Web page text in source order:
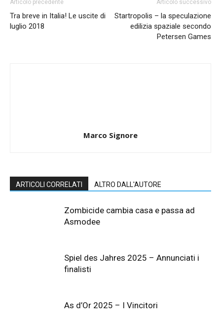
Articolo precedente
Tra breve in Italia! Le uscite di
luglio 2018
Articolo successivo
Startropolis – la speculazione
edilizia spaziale secondo
Petersen Games
Marco Signore
ARTICOLI CORRELATI ALTRO DALL'AUTORE
Zombicide cambia casa e passa ad
Asmodee
Spiel des Jahres 2025 – Annunciati i
finalisti
As d’Or 2025 – I Vincitori